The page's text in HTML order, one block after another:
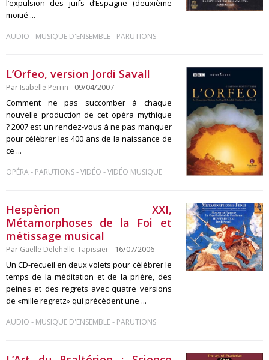
l’expulsion des juifs d’Espagne (deuxième
moitié ...
AUDIO - MUSIQUE D'ENSEMBLE- PARUTIONS
L’Orfeo, version Jordi Savall
Par Isabelle Perrin - 09/04/2007
Comment ne pas succomber à chaque
nouvelle production de cet opéra mythique
? 2007 est un rendez-vous à ne pas manquer
pour célébrer les 400 ans de la naissance de
ce ...
OPÉRA- PARUTIONS-VIDÉO -VIDÉO MUSIQUE
Hespèrion XXI,
Métamorphoses de la Foi et
métissage musical
Par Gaëlle Delehelle-Tapissier- 16/07/2006
Un CD-recueil en deux volets pour célébrer le
temps de la méditation et de la prière, des
peines et des regrets avec quatre versions
de «mille regretz» qui précèdent une ...
AUDIO - MUSIQUE D'ENSEMBLE- PARUTIONS